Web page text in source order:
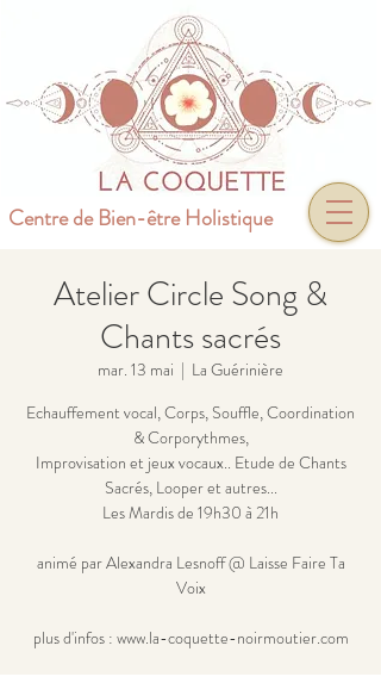
Centre de Bien-être Holistique
Atelier Circle Song &
Chants sacrés
mar. 13 mai
  |
La Guérinière
Echauffement vocal, Corps, Souffle, Coordination
& Corporythmes,
Improvisation et jeux vocaux.. Etude de Chants
Sacrés, Looper et autres...
Les Mardis de 19h30 à 21h
animé par Alexandra Lesnoff @ Laisse Faire Ta
Voix
plus d'infos : www.la-coquette-noirmoutier.com